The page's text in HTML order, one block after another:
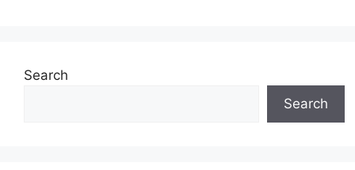
Search
Search